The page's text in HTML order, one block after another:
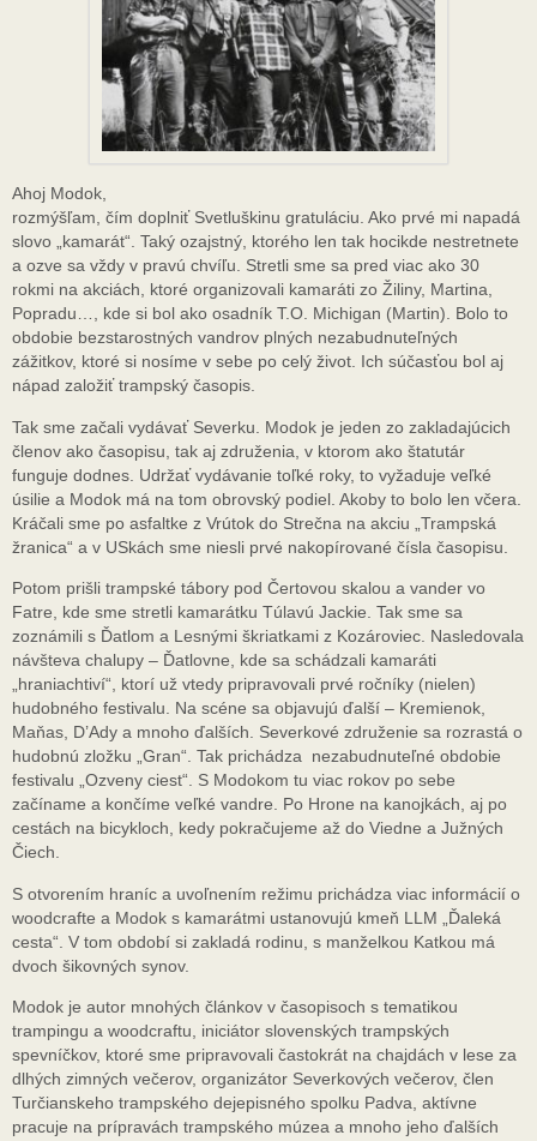
Ahoj Modok,
rozmýšľam, čím doplniť Svetluškinu gratuláciu. Ako prvé mi napadá
slovo „kamarát“. Taký ozajstný, ktorého len tak hocikde nestretnete
a ozve sa vždy v pravú chvíľu. Stretli sme sa pred viac ako 30
rokmi na akciách, ktoré organizovali kamaráti zo Žiliny, Martina,
Popradu…, kde si bol ako osadník T.O. Michigan (Martin). Bolo to
obdobie bezstarostných vandrov plných nezabudnuteľných
zážitkov, ktoré si nosíme v sebe po celý život. Ich súčasťou bol aj
nápad založiť trampský časopis.
Tak sme začali vydávať Severku. Modok je jeden zo zakladajúcich
členov ako časopisu, tak aj združenia, v ktorom ako štatutár
funguje dodnes. Udržať vydávanie toľké roky, to vyžaduje veľké
úsilie a Modok má na tom obrovský podiel. Akoby to bolo len včera.
Kráčali sme po asfaltke z Vrútok do Strečna na akciu „Trampská
žranica“ a v USkách sme niesli prvé nakopírované čísla časopisu.
Potom prišli trampské tábory pod Čertovou skalou a vander vo
Fatre, kde sme stretli kamarátku Túlavú Jackie. Tak sme sa
zoznámili s Ďatlom a Lesnými škriatkami z Kozároviec. Nasledovala
návšteva chalupy – Ďatlovne, kde sa schádzali kamaráti
„hraniachtiví“, ktorí už vtedy pripravovali prvé ročníky (nielen)
hudobného festivalu. Na scéne sa objavujú ďalší – Kremienok,
Maňas, D’Ady a mnoho ďalších. Severkové združenie sa rozrastá o
hudobnú zložku „Gran“. Tak prichádza nezabudnuteľné obdobie
festivalu „Ozveny ciest“. S Modokom tu viac rokov po sebe
začíname a končíme veľké vandre. Po Hrone na kanojkách, aj po
cestách na bicykloch, kedy pokračujeme až do Viedne a Južných
Čiech.
S otvorením hraníc a uvoľnením režimu prichádza viac informácií o
woodcrafte a Modok s kamarátmi ustanovujú kmeň LLM „Ďaleká
cesta“. V tom období si zakladá rodinu, s manželkou Katkou má
dvoch šikovných synov.
Modok je autor mnohých článkov v časopisoch s tematikou
trampingu a woodcraftu, iniciátor slovenských trampských
spevníčkov, ktoré sme pripravovali častokrát na chajdách v lese za
dlhých zimných večerov, organizátor Severkových večerov, člen
Turčianskeho trampského dejepisného spolku Padva, aktívne
pracuje na prípravách trampského múzea a mnoho jeho ďalších